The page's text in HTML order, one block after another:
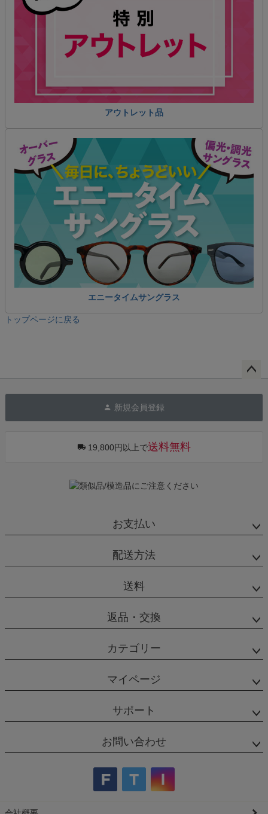
アウトレット品
エニータイムサングラス
トップページに戻る
へ
新規会員登録
19,800円以上で送料無料
お支払い
配送方法
送料
返品・交換
カテゴリー
マイページ
サポート
お問い合わせ